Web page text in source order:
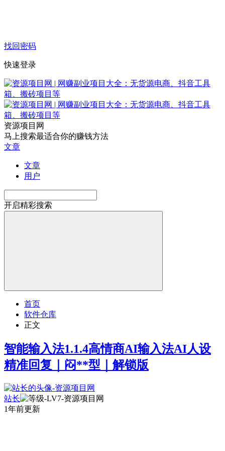
找回密码
快速登录
资源项目网
马上搜索最适合你的赚钱方法
文章
文章
用户
开启精彩搜索
首页
软件仓库
正文
智能输入法1.1.4高情商AI输入法AI人设
精准回复｜闷**型｜解锁版
站长
1年前更新